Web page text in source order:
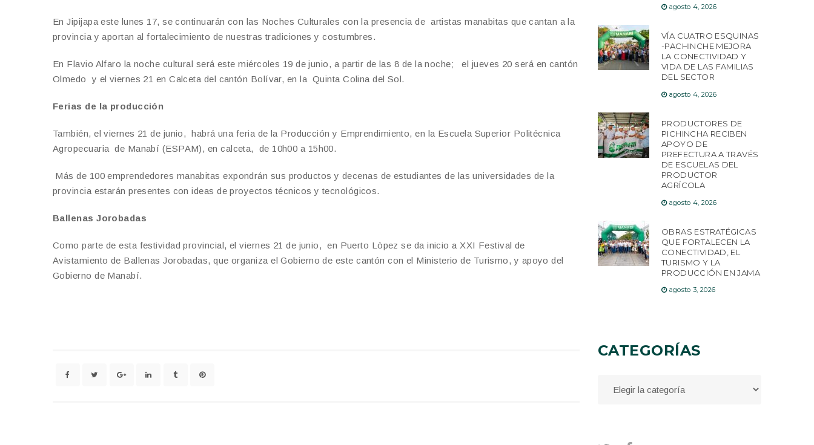
En Jipijapa este lunes 17, se continuarán con las Noches Culturales con la presencia de artistas manabitas que cantan a la
provincia y aportan al fortalecimiento de nuestras tradiciones y costumbres.
En Flavio Alfaro la noche cultural será este miércoles 19 de junio, a partir de las 8 de la noche; el jueves 20 será en cantón
Olmedo y el viernes 21 en Calceta del cantón Bolívar, en la Quinta Colina del Sol.
Ferias de la producción
También, el viernes 21 de junio, habrá una feria de la Producción y Emprendimiento, en la Escuela Superior Politécnica
Agropecuaria de Manabí (ESPAM), en calceta, de 10h00 a 15h00.
Más de 100 emprendedores manabitas expondrán sus productos y decenas de estudiantes de las universidades de la
provincia estarán presentes con ideas de proyectos técnicos y tecnológicos.
Ballenas Jorobadas
Como parte de esta festividad provincial, el viernes 21 de junio, en Puerto Lòpez se da inicio a XXI Festival de
Avistamiento de Ballenas Jorobadas, que organiza el Gobierno de este cantón con el Ministerio de Turismo, y apoyo del
Gobierno de Manabí.
agosto 4, 2026
VÍA CUATRO ESQUINAS
-PACHINCHE MEJORA
LA CONECTIVIDAD Y
VIDA DE LAS FAMILIAS
DEL SECTOR
agosto 4, 2026
PRODUCTORES DE
PICHINCHA RECIBEN
APOYO DE
PREFECTURA A TRAVÉS
DE ESCUELAS DEL
PRODUCTOR
AGRÍCOLA
agosto 4, 2026
OBRAS ESTRATÉGICAS
QUE FORTALECEN LA
CONECTIVIDAD, EL
TURISMO Y LA
PRODUCCIÓN EN JAMA
agosto 3, 2026
CATEGORÍAS